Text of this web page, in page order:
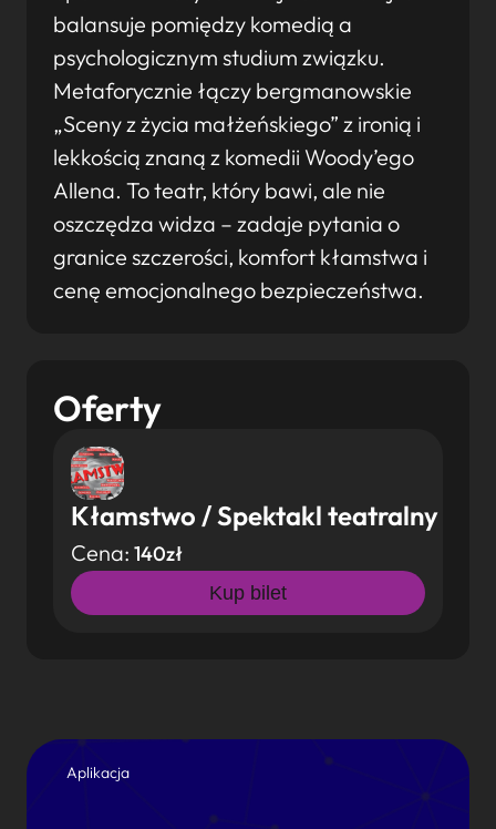
balansuje pomiędzy komedią a
psychologicznym studium związku.
Metaforycznie łączy bergmanowskie
„Sceny z życia małżeńskiego” z ironią i
lekkością znaną z komedii Woody’ego
Allena. To teatr, który bawi, ale nie
oszczędza widza – zadaje pytania o
granice szczerości, komfort kłamstwa i
cenę emocjonalnego bezpieczeństwa.
Oferty
Kłamstwo / Spektakl teatralny
Cena: 140zł
Kup bilet
Aplikacja